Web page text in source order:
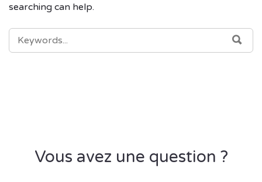
searching can help.
SEARCH
FOR:
Vous avez une question ?